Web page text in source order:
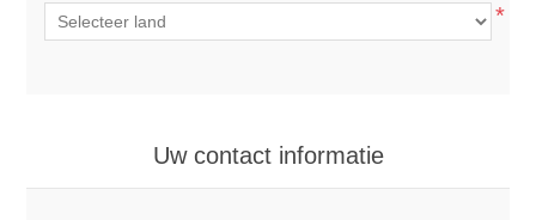
*
Uw contact informatie